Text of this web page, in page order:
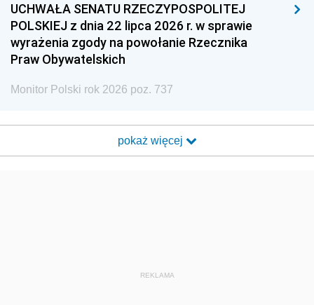
UCHWAŁA SENATU RZECZYPOSPOLITEJ
POLSKIEJ z dnia 22 lipca 2026 r. w sprawie
wyrażenia zgody na powołanie Rzecznika
Praw Obywatelskich
Monitor Polski rok 2026 poz. 737
pokaż więcej
REKLAMA